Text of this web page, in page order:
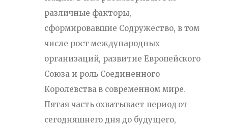
различные факторы,
сформировавшие Содружество, в том
числе рост международных
организаций, развитие Европейского
Союза и роль Соединенного
Королевства в современном мире.
Пятая часть охватывает период от
сегодняшнего дня до будущего,